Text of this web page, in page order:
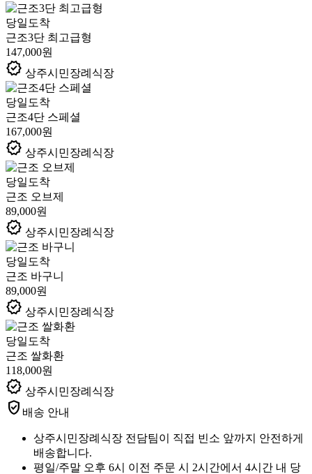
당일도착
근조3단 최고급형
147,000원
verified 상주시민장례식장
당일도착
근조4단 스페셜
167,000원
verified 상주시민장례식장
당일도착
근조 오브제
89,000원
verified 상주시민장례식장
당일도착
근조 바구니
89,000원
verified 상주시민장례식장
당일도착
근조 쌀화환
118,000원
verified 상주시민장례식장
verified_user 배송 안내
상주시민장례식장 전담팀이 직접 빈소 앞까지 안전하게
배송합니다.
평일/주말 오후 6시 이전 주문 시 2시간에서 4시간 내 당